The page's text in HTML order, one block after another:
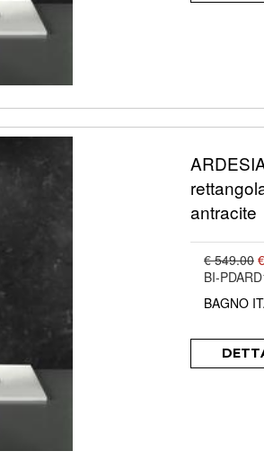
antracite
€ 549.00
BI-
BAGNO